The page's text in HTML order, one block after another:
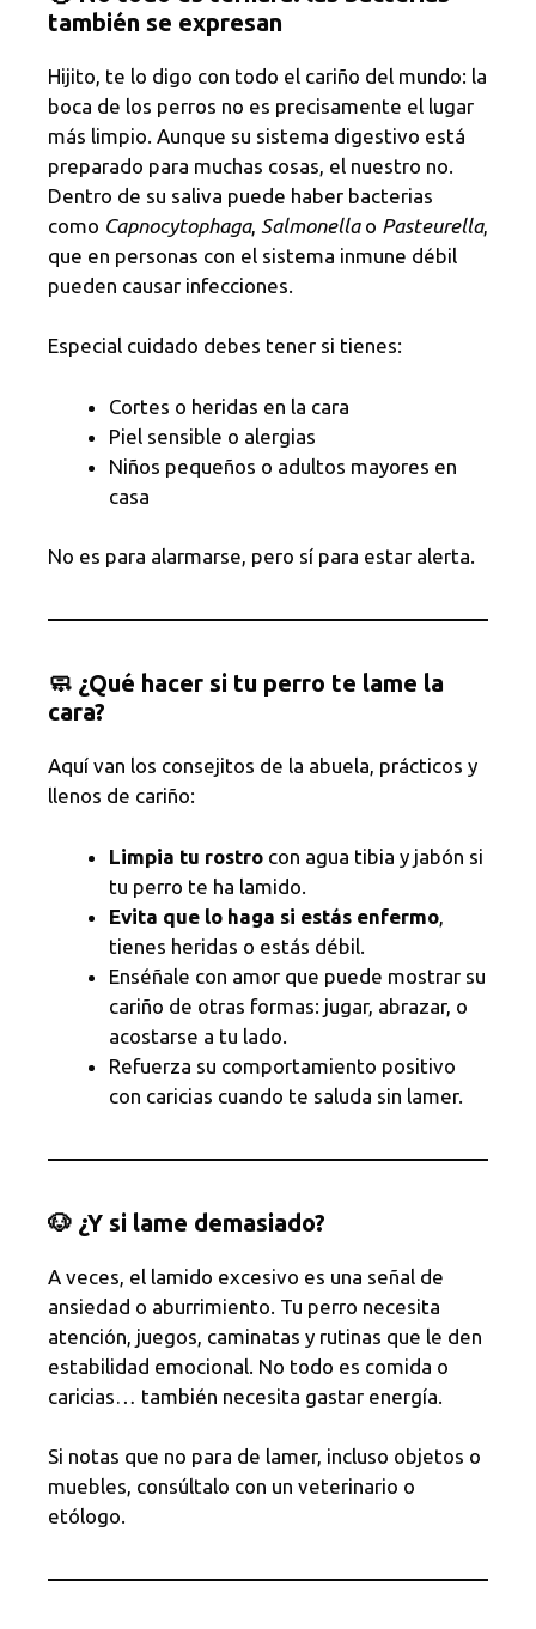
también se expresan
Hijito, te lo digo con todo el cariño del mundo: la
boca de los perros no es precisamente el lugar
más limpio. Aunque su sistema digestivo está
preparado para muchas cosas, el nuestro no.
Dentro de su saliva puede haber bacterias
como Capnocytophaga, Salmonellao Pasteurella,
que en personas con el sistema inmune débil
pueden causar infecciones.
Especial cuidado debes tener si tienes:
Cortes o heridas en la cara
Piel sensible o alergias
Niños pequeños o adultos mayores en
casa
No es para alarmarse, pero sí para estar alerta.
🧼 ¿Qué hacer si tu perro te lame la
cara?
Aquí van los consejitos de la abuela, prácticos y
llenos de cariño:
Limpia tu rostro con agua tibia y jabón si
tu perro te ha lamido.
Evita que lo haga si estás enfermo
tienes heridas o estás débil.
Enséñale con amor que puede mostrar su
cariño de otras formas: jugar, abrazar, o
acostarse a tu lado.
Refuerza su comportamiento positivo
con caricias cuando te saluda sin lamer.
🐶 ¿Y si lame demasiado?
A veces, el lamido excesivo es una señal de
ansiedad o aburrimiento. Tu perro necesita
atención, juegos, caminatas y rutinas que le den
estabilidad emocional. No todo es comida o
caricias… también necesita gastar energía.
Si notas que no para de lamer, incluso objetos o
muebles, consúltalo con un veterinario o
etólogo.